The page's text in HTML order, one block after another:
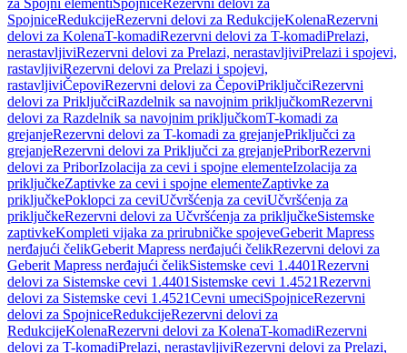
za Spojni elementiSpojniceRezervni delovi za
SpojniceRedukcijeRezervni delovi za RedukcijeKolenaRezervni
delovi za KolenaT-komadiRezervni delovi za T-komadiPrelazi,
nerastavljiviRezervni delovi za Prelazi, nerastavljiviPrelazi i spojevi,
rastavljiviRezervni delovi za Prelazi i spojevi,
rastavljiviČepoviRezervni delovi za ČepoviPriključciRezervni
delovi za PriključciRazdelnik sa navojnim priključkomRezervni
delovi za Razdelnik sa navojnim priključkomT-komadi za
grejanjeRezervni delovi za T-komadi za grejanjePriključci za
grejanjeRezervni delovi za Priključci za grejanjePriborRezervni
delovi za PriborIzolacija za cevi i spojne elementeIzolacija za
priključkeZaptivke za cevi i spojne elementeZaptivke za
priključkePoklopci za ceviUčvršćenja za ceviUčvršćenja za
priključkeRezervni delovi za Učvršćenja za priključkeSistemske
zaptivkeKompleti vijaka za prirubničke spojeveGeberit Mapress
nerđajući čelikGeberit Mapress nerđajući čelikRezervni delovi za
Geberit Mapress nerđajući čelikSistemske cevi 1.4401Rezervni
delovi za Sistemske cevi 1.4401 Sistemske cevi 1.4521Rezervni
delovi za Sistemske cevi 1.4521Cevni umeciSpojniceRezervni
delovi za SpojniceRedukcijeRezervni delovi za
RedukcijeKolenaRezervni delovi za KolenaT-komadiRezervni
delovi za T-komadiPrelazi, nerastavljiviRezervni delovi za Prelazi,